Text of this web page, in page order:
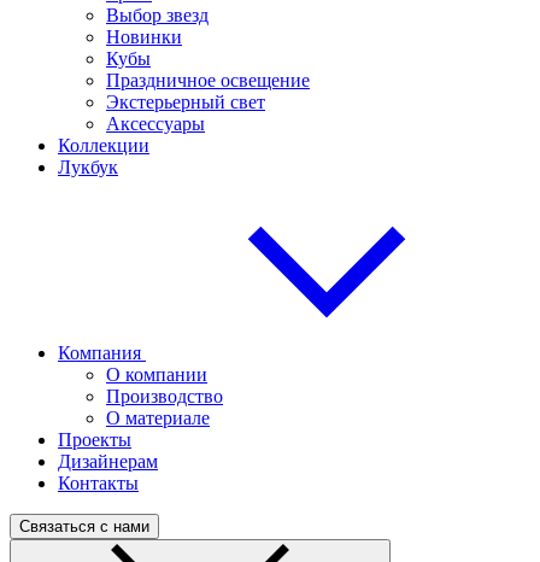
Выбор звезд
Новинки
Кубы
Праздничное освещение
Экстерьерный свет
Аксессуары
Коллекции
Лукбук
Компания
О компании
Производство
О материале
Проекты
Дизайнерам
Контакты
Связаться с нами